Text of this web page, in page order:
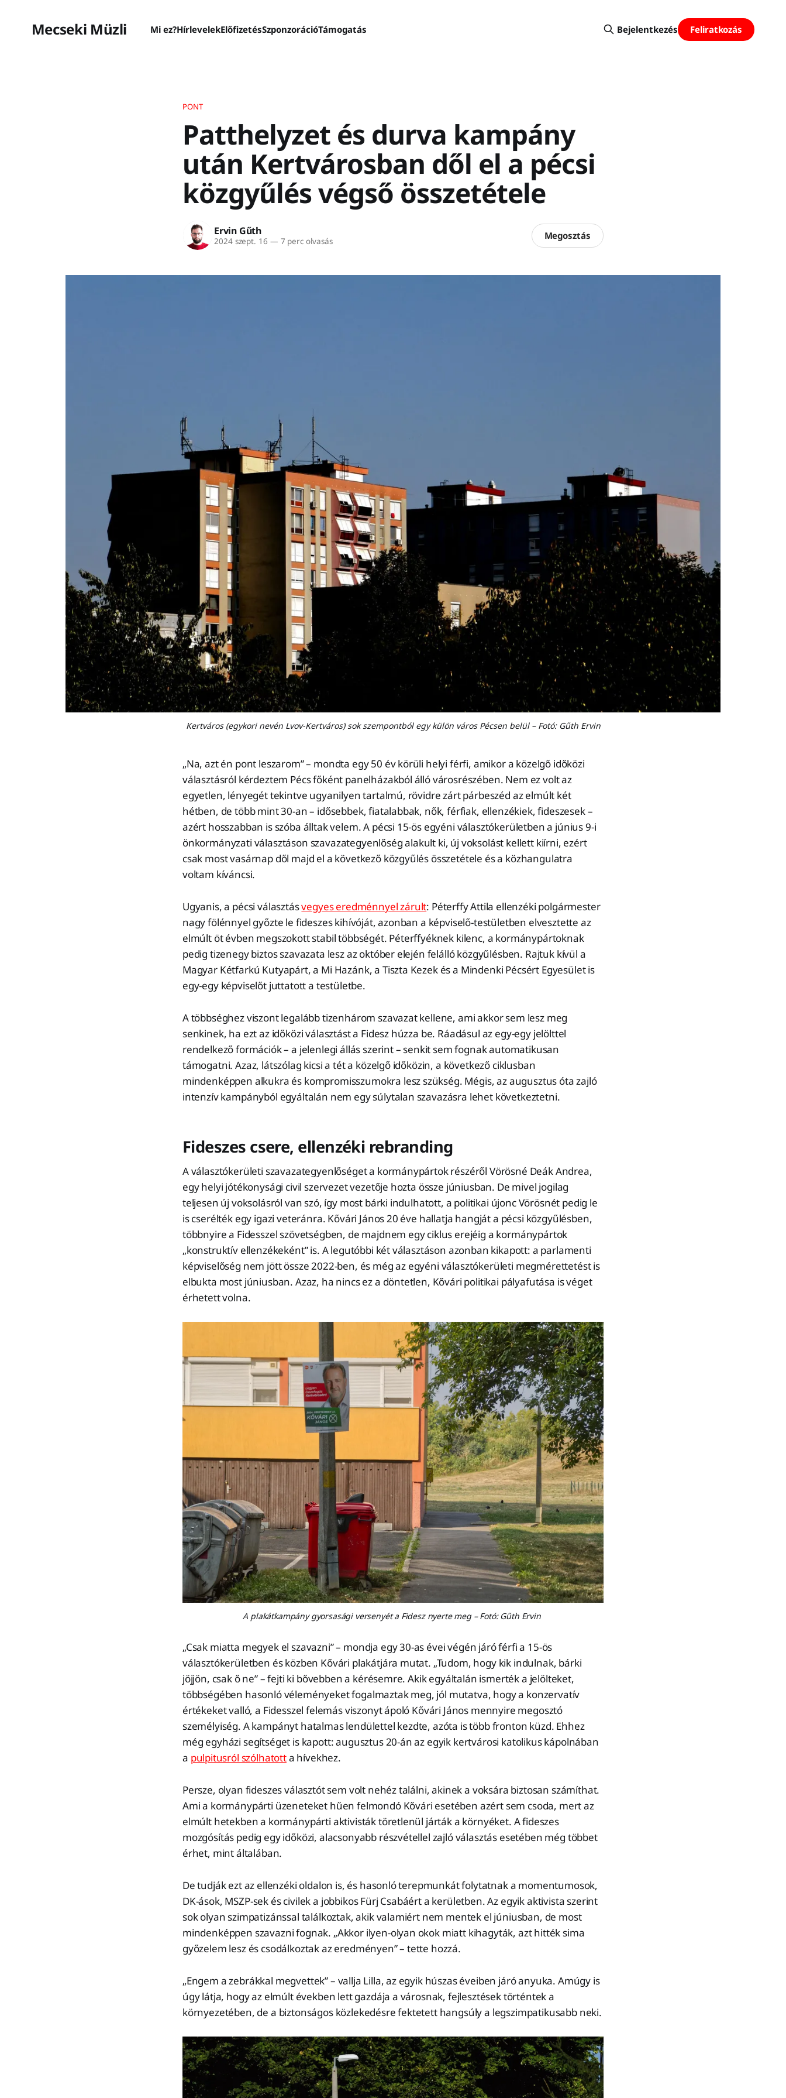
Mecseki Müzli Mi ez?HírlevelekElőfizetésSzponzorációTámogatás Bejelentkezés Feliratkozás
PONT
Patthelyzet és durva kampány
után Kertvárosban dől el a pécsi
közgyűlés végső összetétele
Ervin Gűth
2024 szept. 16 — 7 perc olvasás Megosztás
Kertváros (egykori nevén Lvov-Kertváros) sok szempontból egy külön város Pécsen belül – Fotó: Gűth Ervin
„Na, azt én pont leszarom” – mondta egy 50 év körüli helyi férfi, amikor a közelgő időközi
választásról kérdeztem Pécs főként panelházakból álló városrészében. Nem ez volt az
egyetlen, lényegét tekintve ugyanilyen tartalmú, rövidre zárt párbeszéd az elmúlt két
hétben, de több mint 30-an – idősebbek, fiatalabbak, nők, férfiak, ellenzékiek, fideszesek –
azért hosszabban is szóba álltak velem. A pécsi 15-ös egyéni választókerületben a június 9-i
önkormányzati választáson szavazategyenlőség alakult ki, új voksolást kellett kiírni, ezért
csak most vasárnap dől majd el a következő közgyűlés összetétele és a közhangulatra
voltam kíváncsi.
Ugyanis, a pécsi választásvegyes eredménnyel zárult: Péterffy Attila ellenzéki polgármester
nagy fölénnyel győzte le fideszes kihívóját, azonban a képviselő-testületben elvesztette az
elmúlt öt évben megszokott stabil többségét. Péterffyéknek kilenc, a kormánypártoknak
pedig tizenegy biztos szavazata lesz az október elején felálló közgyűlésben. Rajtuk kívül a
Magyar Kétfarkú Kutyapárt, a Mi Hazánk, a Tiszta Kezek és a Mindenki Pécsért Egyesület is
egy-egy képviselőt juttatott a testületbe.
A többséghez viszont legalább tizenhárom szavazat kellene, ami akkor sem lesz meg
senkinek, ha ezt az időközi választást a Fidesz húzza be. Ráadásul az egy-egy jelölttel
rendelkező formációk – a jelenlegi állás szerint – senkit sem fognak automatikusan
támogatni. Azaz, látszólag kicsi a tét a közelgő időközin, a következő ciklusban
mindenképpen alkukra és kompromisszumokra lesz szükség. Mégis, az augusztus óta zajló
intenzív kampányból egyáltalán nem egy súlytalan szavazásra lehet következtetni.
Fideszes csere, ellenzéki rebranding
A választókerületi szavazategyenlőséget a kormánypártok részéről Vörösné Deák Andrea,
egy helyi jótékonysági civil szervezet vezetője hozta össze júniusban. De mivel jogilag
teljesen új voksolásról van szó, így most bárki indulhatott, a politikai újonc Vörösnét pedig le
is cserélték egy igazi veteránra. Kővári János 20 éve hallatja hangját a pécsi közgyűlésben,
többnyire a Fidesszel szövetségben, de majdnem egy ciklus erejéig a kormánypártok
„konstruktív ellenzékeként” is. A legutóbbi két választáson azonban kikapott: a parlamenti
képviselőség nem jött össze 2022-ben, és még az egyéni választókerületi megmérettetést is
elbukta most júniusban. Azaz, ha nincs ez a döntetlen, Kővári politikai pályafutása is véget
érhetett volna.
A plakátkampány gyorsasági versenyét a Fidesz nyerte meg – Fotó: Gűth Ervin
„Csak miatta megyek el szavazni” – mondja egy 30-as évei végén járó férfi a 15-ös
választókerületben és közben Kővári plakátjára mutat. „Tudom, hogy kik indulnak, bárki
jöjjön, csak ő ne” – fejti ki bővebben a kérésemre. Akik egyáltalán ismerték a jelölteket,
többségében hasonló véleményeket fogalmaztak meg, jól mutatva, hogy a konzervatív
értékeket valló, a Fidesszel felemás viszonyt ápoló Kővári János mennyire megosztó
személyiség. A kampányt hatalmas lendülettel kezdte, azóta is több fronton küzd. Ehhez
még egyházi segítséget is kapott: augusztus 20-án az egyik kertvárosi katolikus kápolnában
a pulpitusról szólhatotta hívekhez.
Persze, olyan fideszes választót sem volt nehéz találni, akinek a voksára biztosan számíthat.
Ami a kormánypárti üzeneteket hűen felmondó Kővári esetében azért sem csoda, mert az
elmúlt hetekben a kormánypárti aktivisták töretlenül járták a környéket. A fideszes
mozgósítás pedig egy időközi, alacsonyabb részvétellel zajló választás esetében még többet
érhet, mint általában.
De tudják ezt az ellenzéki oldalon is, és hasonló terepmunkát folytatnak a momentumosok,
DK-ások, MSZP-sek és civilek a jobbikos Fürj Csabáért a kerületben. Az egyik aktivista szerint
sok olyan szimpatizánssal találkoztak, akik valamiért nem mentek el júniusban, de most
mindenképpen szavazni fognak. „Akkor ilyen-olyan okok miatt kihagyták, azt hitték sima
győzelem lesz és csodálkoztak az eredményen” – tette hozzá.
„Engem a zebrákkal megvettek” – vallja Lilla, az egyik húszas éveiben járó anyuka. Amúgy is
úgy látja, hogy az elmúlt években lett gazdája a városnak, fejlesztések történtek a
környezetében, de a biztonságos közlekedésre fektetett hangsúly a legszimpatikusabb neki.